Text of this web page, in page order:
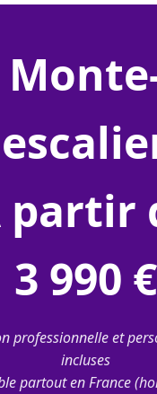
monte-
partir
3 990 €
professionnelle et
incluses
partout en France